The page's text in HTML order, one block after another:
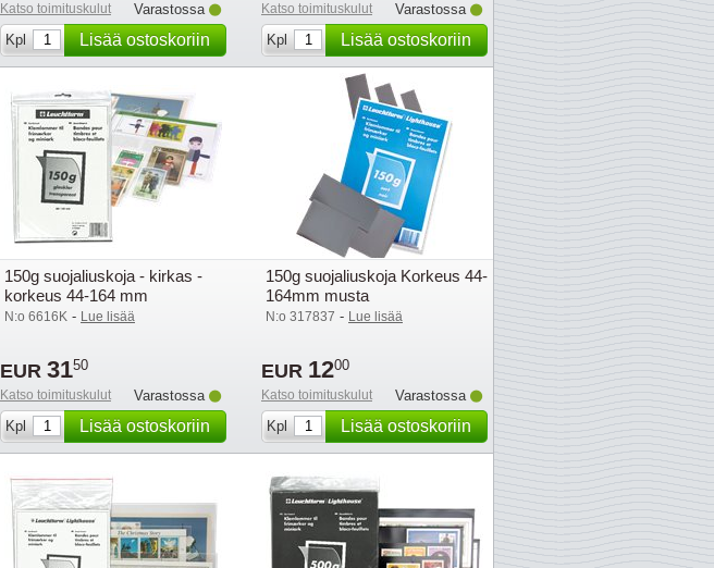
Katso toimituskulut
Varastossa
Kpl
Lisää ostoskoriin
Katso toimituskulut
Varastossa
Kpl
Lisää ostoskoriin
150g suojaliuskoja - kirkas -
korkeus 44-164 mm
N:o 6616K - Lue lisää
EUR 3150
Katso toimituskulut
Varastossa
Kpl
Lisää ostoskoriin
150g suojaliuskoja Korkeus 44-
164mm musta
N:o 317837 - Lue lisää
EUR 1200
Katso toimituskulut
Varastossa
Kpl
Lisää ostoskoriin